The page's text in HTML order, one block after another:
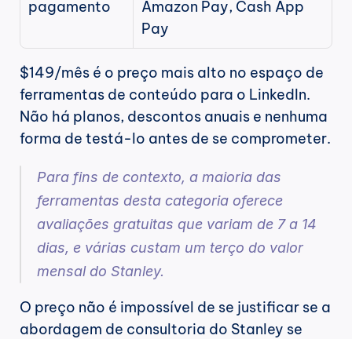
pagamento
Amazon Pay, Cash App
Pay
$149/mês é o preço mais alto no espaço de
ferramentas de conteúdo para o LinkedIn.
Não há planos, descontos anuais e nenhuma
forma de testá-lo antes de se comprometer.
Para fins de contexto, a maioria das
ferramentas desta categoria oferece
avaliações gratuitas que variam de 7 a 14
dias, e várias custam um terço do valor
mensal do Stanley.
O preço não é impossível de se justificar se a
abordagem de consultoria do Stanley se